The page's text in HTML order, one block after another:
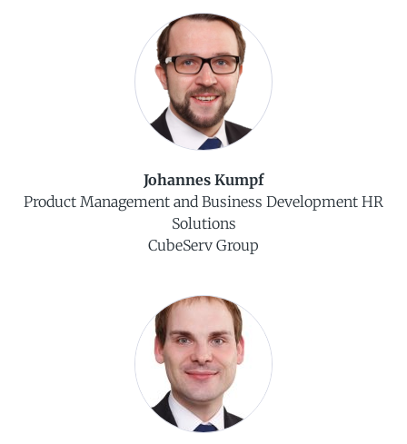
Johannes Kumpf
Product Management and Business Development HR
Solutions
CubeServ Group